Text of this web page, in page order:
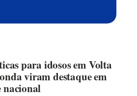
para idosos em Volta
viram destaque em
nacional